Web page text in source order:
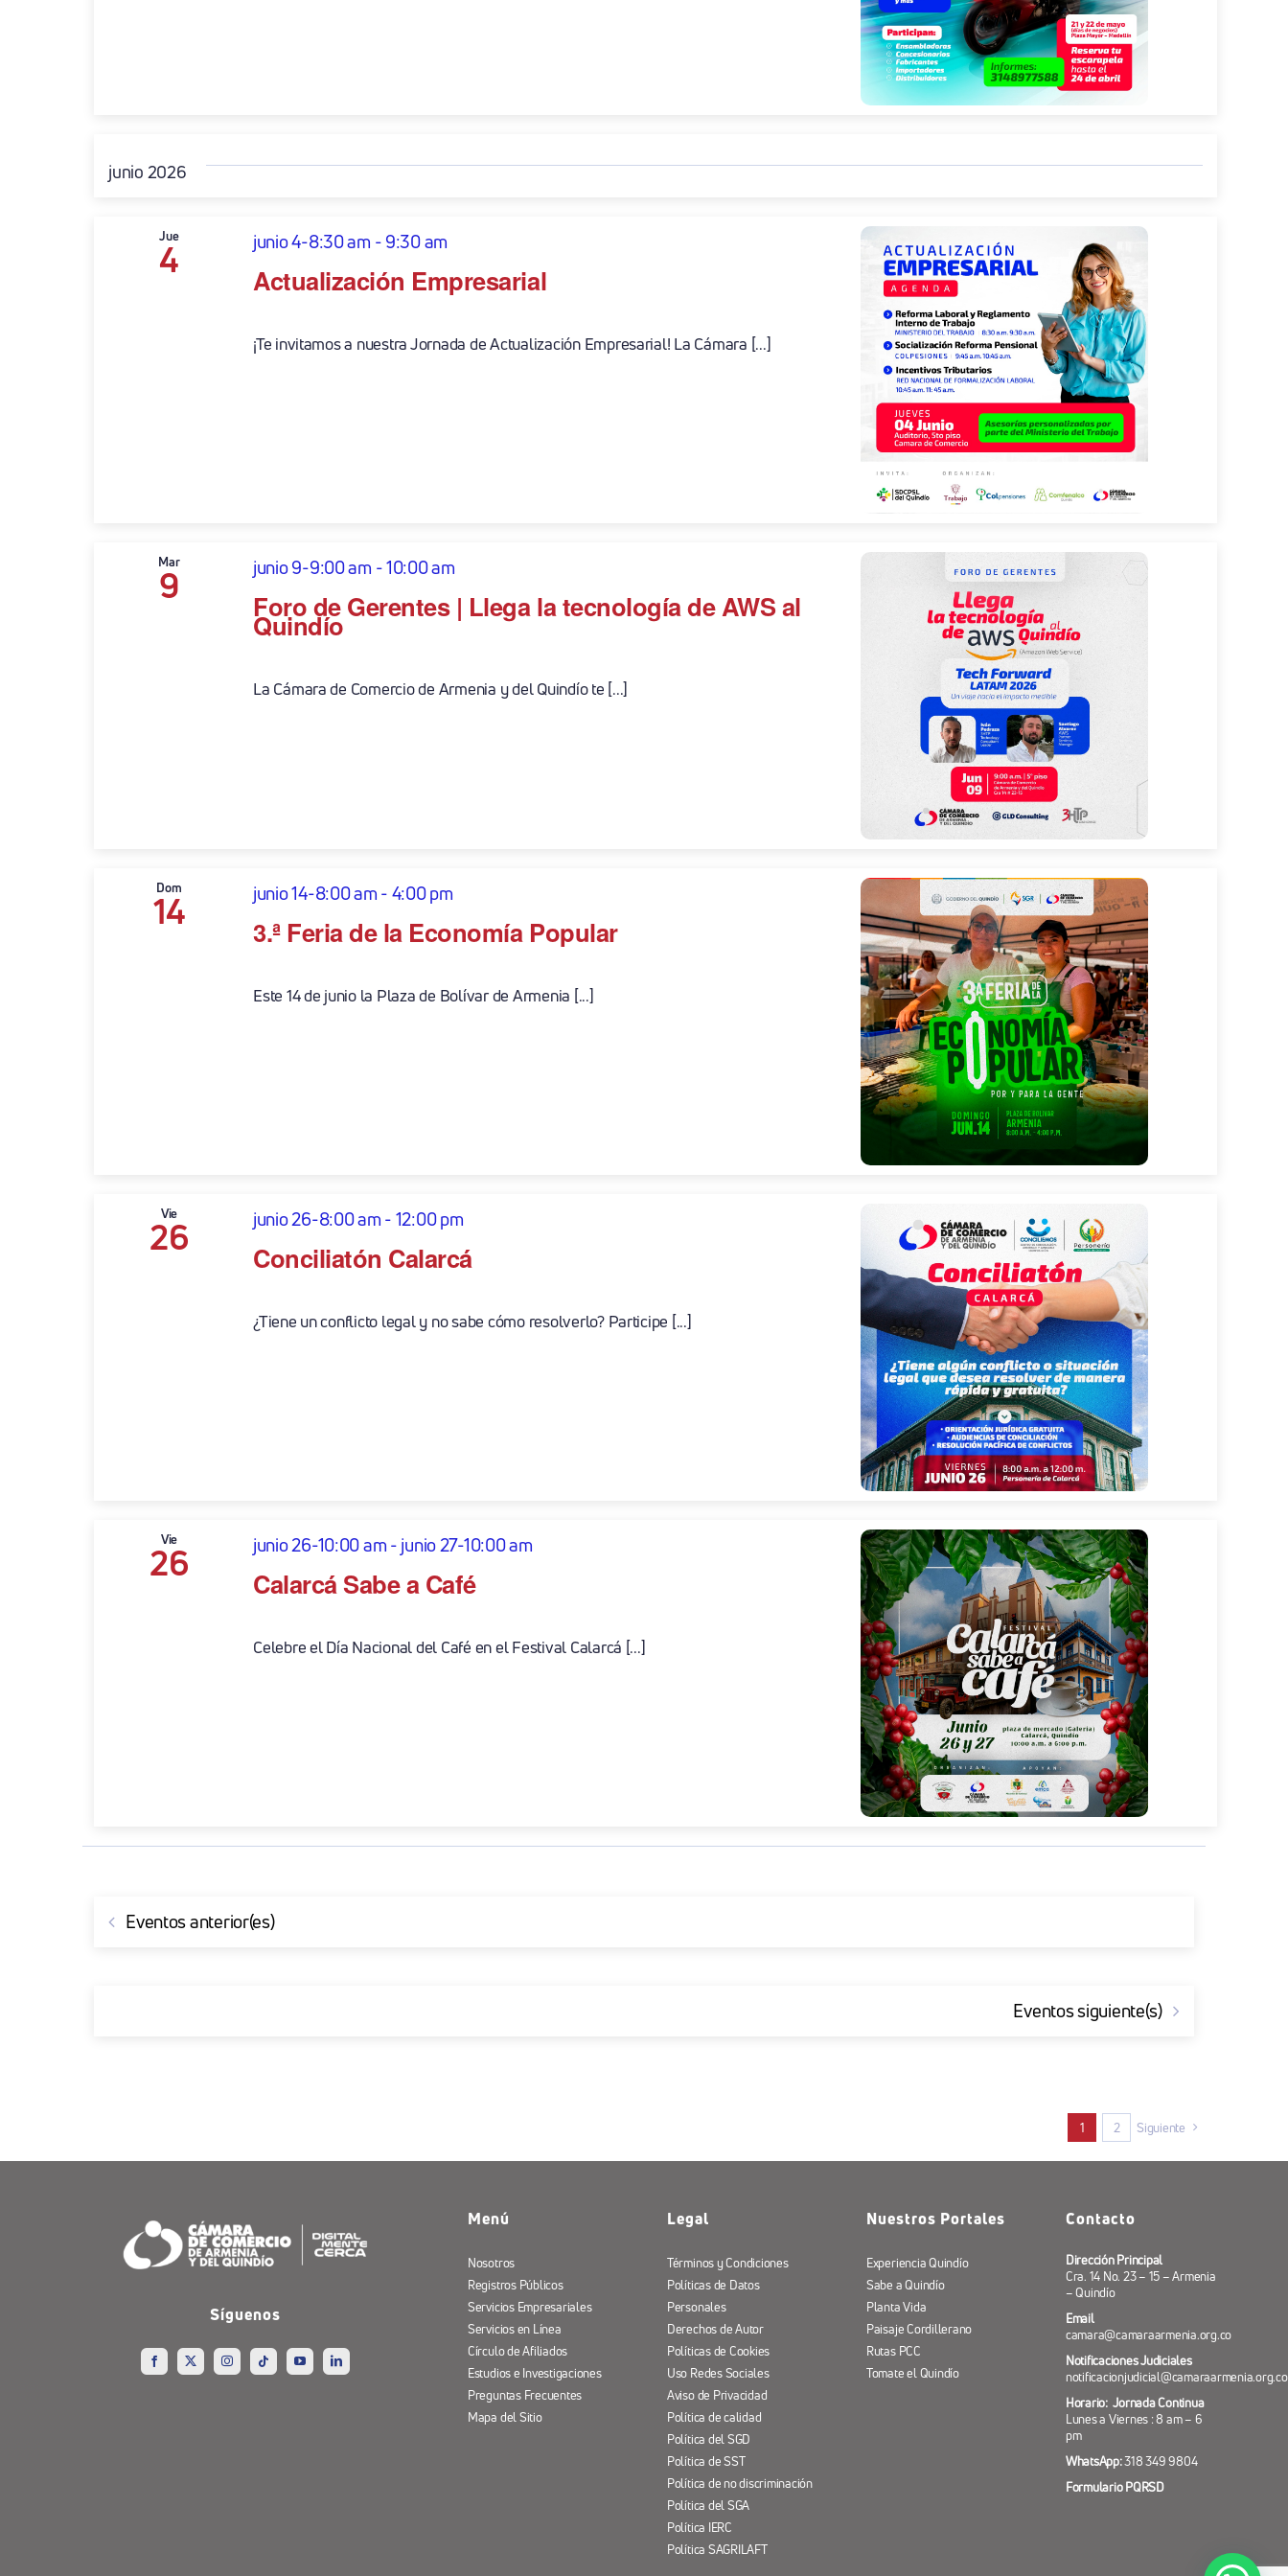
junio 2026
Jue
4 Actualización Empresarial
junio 4-8:30 am -9:30 am
¡Te invitamos a nuestra Jornada de Actualización Empresarial! La Cámara [...]
Mar
9 Foro de Gerentes | Llega la tecnología de AWS al
Quindío
junio 9-9:00 am -10:00 am
La Cámara de Comercio de Armenia y del Quindío te [...]
Dom
14 3.ª Feria de la Economía Popular
junio 14-8:00 am-4:00 pm
Este 14 de junio la Plaza de Bolívar de Armenia [...]
Vie
26 Conciliatón Calarcá
junio 26-8:00 am-12:00 pm
¿Tiene un conflicto legal y no sabe cómo resolverlo? Participe [...]
Vie
26 Calarcá Sabe a Café
junio 26-10:00 am-junio 27-10:00 am
Celebre el Día Nacional del Café en el Festival Calarcá [...]
Eventosanterior(es)
Eventossiguiente(s)
1 2 Siguiente
Síguenos
Menú
Nosotros
Registros Públicos
Servicios Empresariales
Servicios en Línea
Círculo de Afiliados
Estudios e Investigaciones
Preguntas Frecuentes
Mapa del Sitio
Legal
Términos y Condiciones
Políticas de Datos
Personales
Derechos de Autor
Políticas de Cookies
Uso Redes Sociales
Aviso de Privacidad
Política de calidad
Política del SGD
Política de SST
Política de no discriminación
Política del SGA
Política IERC
Política SAGRILAFT
Nuestros Portales
Experiencia Quindío
Sabe a Quindío
Planta Vida
Paisaje Cordillerano
Rutas PCC
Tomate el Quindío
Contacto
Dirección Principal
Cra. 14 No. 23 – 15 – Armenia
– Quindío
Email
camara@camaraarmenia.org.co
Notificaciones Judiciales
notificacionjudicial@camaraarmenia.org.co
Horario: Jornada Continua
Lunes a Viernes : 8 am – 6
pm
WhatsApp:318 349 9804
Formulario PQRSD